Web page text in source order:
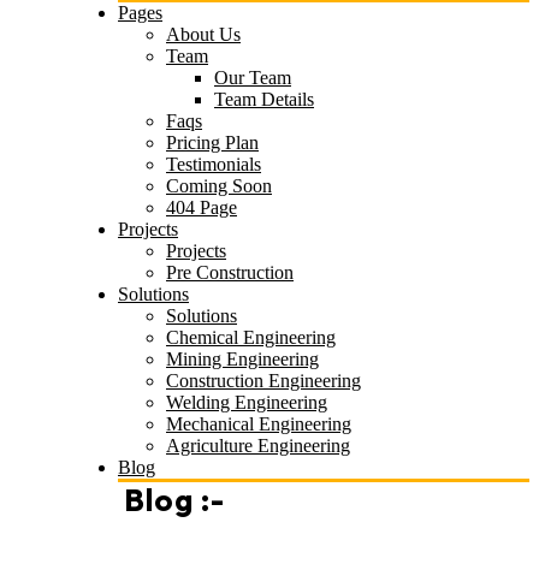
Pages
About Us
Team
Our Team
Team Details
Faqs
Pricing Plan
Testimonials
Coming Soon
404 Page
Projects
Projects
Pre Construction
Solutions
Solutions
Chemical Engineering
Mining Engineering
Construction Engineering
Welding Engineering
Mechanical Engineering
Agriculture Engineering
Blog
Blog :-